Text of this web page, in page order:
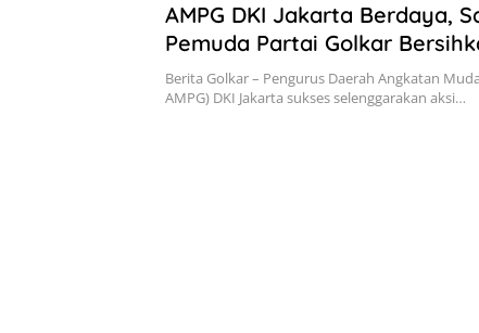
AMPG DKI Jakarta Berdaya,
Pemuda Partai Golkar
Tertua di Jakarta
Berita Golkar – Pengurus Daerah Angkatan
AMPG) DKI Jakarta sukses selenggarakan aksi…